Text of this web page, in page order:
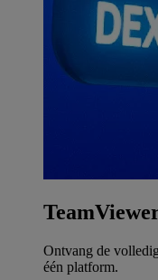
Ontvang de
één platform.